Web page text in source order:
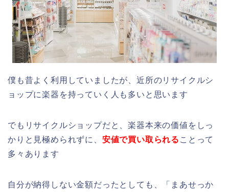
僕も昔よく利用していましたが、近所のリサイクルシ
ョップに楽器を持っていく人も多いと思います
でもリサイクルショップだと、楽器本来の価値をしっ
かりと見極められずに、 安値で買い取られる ことって
多々あります
自分が納得しない金額だったとしても、「まあせっか